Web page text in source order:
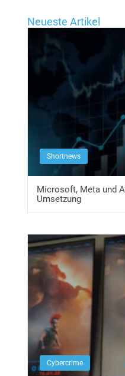
Neueste Artikel
Shortnews
Microsoft, Meta und
Umsetzung
Cybercrime